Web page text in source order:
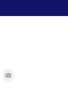
on Reddit
Share by Email